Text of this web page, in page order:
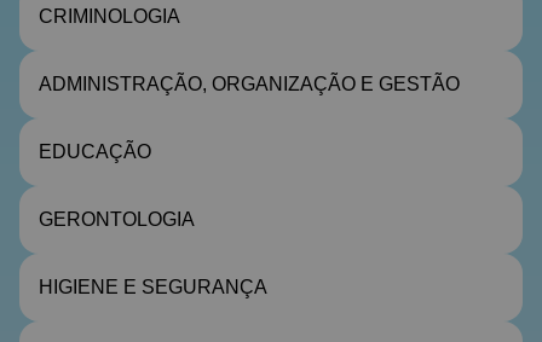
CRIMINOLOGIA
ADMINISTRAÇÃO, ORGANIZAÇÃO E GESTÃO
EDUCAÇÃO
GERONTOLOGIA
HIGIENE E SEGURANÇA